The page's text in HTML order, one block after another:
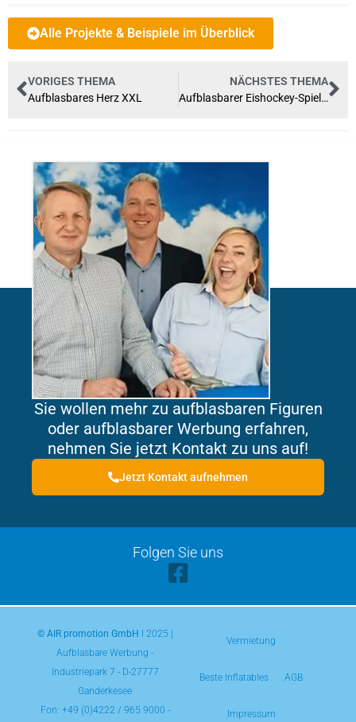
Alle Projekte & Beispiele im Überblick
VORIGES THEMA
Aufblasbares Herz XXL
NÄCHSTES THEMA
Aufblasbarer Eishockey-Spieler EHC-Berlin
Sie wollen mehr zu aufblasbaren Figuren
oder aufblasbarer Werbung erfahren,
nehmen Sie jetzt Kontakt zu uns auf!
Jetzt Kontakt aufnehmen
Folgen Sie uns
© AIR promotion GmbH l 2025 |
Aufblasbare Werbung -
Industriepark 7 - D-27777
Ganderkesee
Fon: +49 (0)4222 / 965 9000 -
Vermietung
Beste Inflatables AGB
Impressum